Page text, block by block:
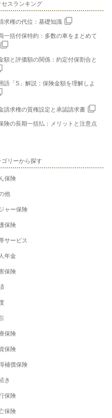
セスランキング
求権の代位：基礎知識
一括付保特約：多数の車をまとめて
額と評価額の関係：約定付保割合と
語「S」解説：保険金額を理解しよ
請求権の質権設定と承認請求書
険の長期一括払：メリットと注意点
ゴリーから探す
保険
他
ャー保険
保険
サービス
年金
保険
保険
保険
補償保険
き
保険
保険